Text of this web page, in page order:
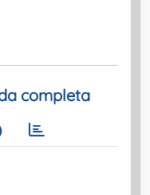
completa